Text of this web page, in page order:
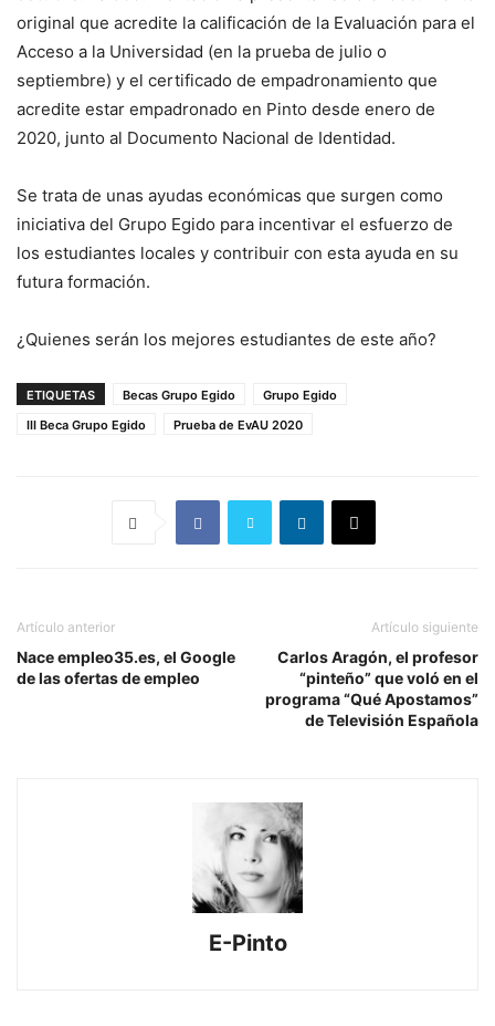
original que acredite la calificación de la Evaluación para el
Acceso a la Universidad (en la prueba de julio o
septiembre) y el certificado de empadronamiento que
acredite estar empadronado en Pinto desde enero de
2020, junto al Documento Nacional de Identidad.
Se trata de unas ayudas económicas que surgen como
iniciativa del Grupo Egido para incentivar el esfuerzo de
los estudiantes locales y contribuir con esta ayuda en su
futura formación.
¿Quienes serán los mejores estudiantes de este año?
ETIQUETAS Becas Grupo Egido
Grupo Egido
III Beca Grupo Egido
Prueba de EvAU 2020
Artículo anterior
Nace empleo35.es, el Google
de las ofertas de empleo
Artículo siguiente
Carlos Aragón, el profesor
“pinteño” que voló en el
programa “Qué Apostamos”
de Televisión Española
E-Pinto